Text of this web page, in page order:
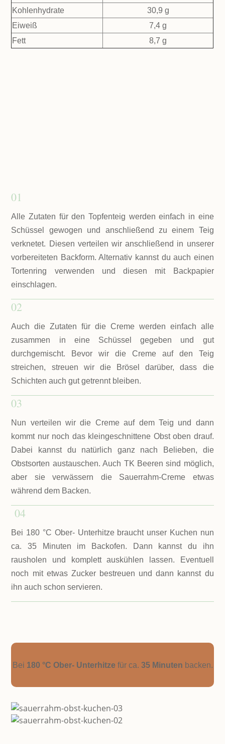
Kohlenhydrate
30,9 g
Eiweiß
7,4 g
Fett
8,7 g
01
Alle Zutaten für den Topfenteig werden einfach in eine
Schüssel gewogen und anschließend zu einem Teig
verknetet. Diesen verteilen wir anschließend in unserer
vorbereiteten Backform. Alternativ kannst du auch einen
Tortenring verwenden und diesen mit Backpapier
einschlagen.
02
Auch die Zutaten für die Creme werden einfach alle
zusammen in eine Schüssel gegeben und gut
durchgemischt. Bevor wir die Creme auf den Teig
streichen, streuen wir die Brösel darüber, dass die
Schichten auch gut getrennt bleiben.
03
Nun verteilen wir die Creme auf dem Teig und dann
kommt nur noch das kleingeschnittene Obst oben drauf.
Dabei kannst du natürlich ganz nach Belieben, die
Obstsorten austauschen. Auch TK Beeren sind möglich,
aber sie verwässern die Sauerrahm-Creme etwas
während dem Backen.
04
Bei 180 °C Ober- Unterhitze braucht unser Kuchen nun
ca. 35 Minuten im Backofen. Dann kannst du ihn
rausholen und komplett auskühlen lassen. Eventuell
noch mit etwas Zucker bestreuen und dann kannst du
ihn auch schon servieren.
Bei 180 °C Ober- Unterhitzefür ca. 35 Minuten backen.